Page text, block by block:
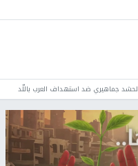
لحشد جماهيري ضد استهداف العرب باللّد